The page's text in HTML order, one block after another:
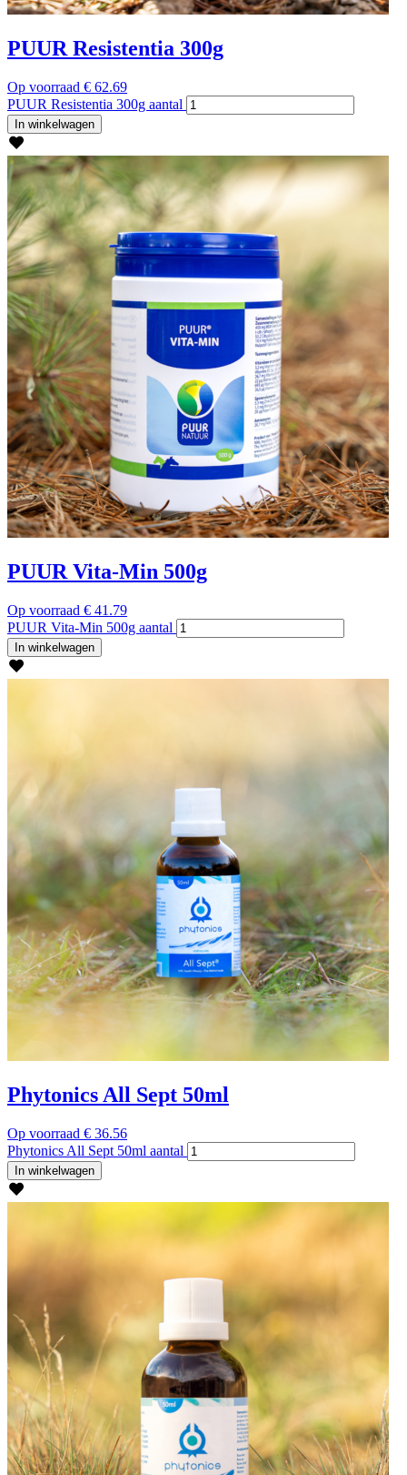
PUUR Resistentia 300g
Op voorraad € 62.69
PUUR Resistentia 300g aantal
In winkelwagen
PUUR Vita-Min 500g
Op voorraad € 41.79
PUUR Vita-Min 500g aantal
In winkelwagen
Phytonics All Sept 50ml
Op voorraad € 36.56
Phytonics All Sept 50ml aantal
In winkelwagen